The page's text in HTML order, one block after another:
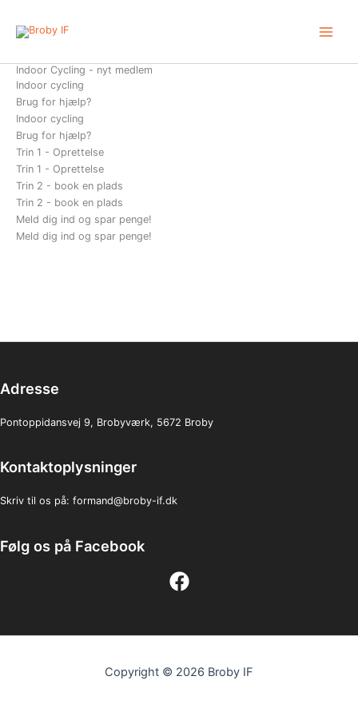
indholdet
Indoor Cycling - nyt medlem
Indoor cycling
Brug for hjælp?
Indoor cycling
Brug for hjælp?
Trin 1 - Oprettelse
Trin 1 - Oprettelse
Trin 2 - book en plads
Trin 2 - book en plads
Meld dig ind og spar penge!
Meld dig ind og spar penge!
Adresse
Pontoppidansvej 9, Brobyværk, 5672 Broby
Kontaktoplysninger
Skriv til os på: formand@broby-if.dk
Følg os på Facebook
Copyright © 2026 Broby IF